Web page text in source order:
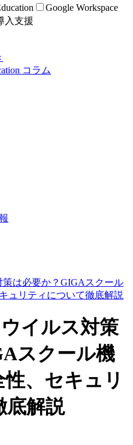
Google Workspace
入支援
コラム
策は必要か？GIGAスクール
ュリティについて徹底解説
イルス対策
スクール機
、セキュリ
底解説